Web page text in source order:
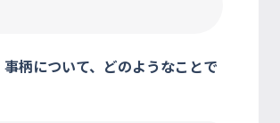
柄について、どのようなことで